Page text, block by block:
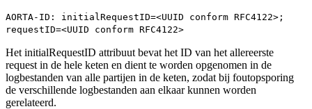
AORTA-ID: initialRequestID=<UUID conform RFC4122>;
requestID=<UUID conform RFC4122>
Het initialRequestID attribuut bevat het ID van het allereerste
request in de hele keten en dient te worden opgenomen in de
logbestanden van alle partijen in de keten, zodat bij foutopsporing
de verschillende logbestanden aan elkaar kunnen worden
gerelateerd.